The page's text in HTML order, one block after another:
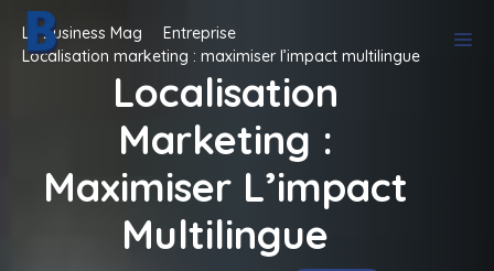
Aller
auLe Business Mag
Entreprise
Localisation marketing : maximiser l’impact multilingue
Localisation
Marketing :
Maximiser L’impact
Multilingue